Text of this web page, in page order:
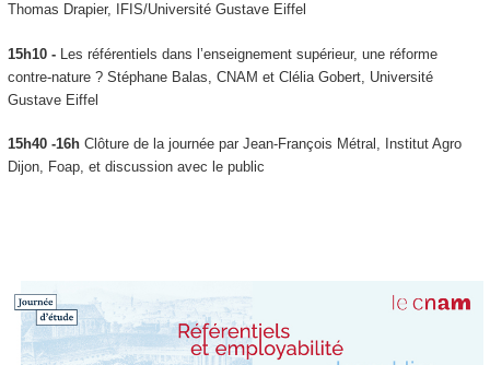
Thomas Drapier, IFIS/Université Gustave Eiffel
15h10 -Les référentiels dans l’enseignement supérieur, une réforme
contre-nature ? Stéphane Balas, CNAM et Clélia Gobert, Université
Gustave Eiffel
15h40 -16hClôture de la journée par Jean-François Métral, Institut Agro
Dijon, Foap, et discussion avec le public